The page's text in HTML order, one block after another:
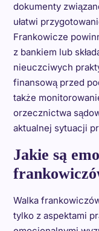
dokumenty
ułatwi
Frankowicze
z bankiem lub
nieuczciwych
finansową przed
także
orzecznictwa
aktualnej sytuacji
Jakie są
Walka
tylko z aspektami